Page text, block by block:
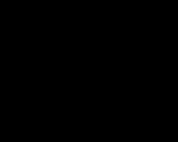
федерации